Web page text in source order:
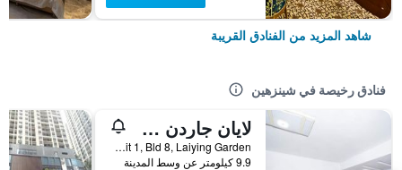
شاهد المزيد من الفنادق القريبة
فنادق رخيصة في شينزهين
لايان جاردن سيتي هوستل
Rm 702, Unit 1, Bld 8, Laiying Garden, شينزهين, الصين
9.9 كيلومتر عن وسط المدينة